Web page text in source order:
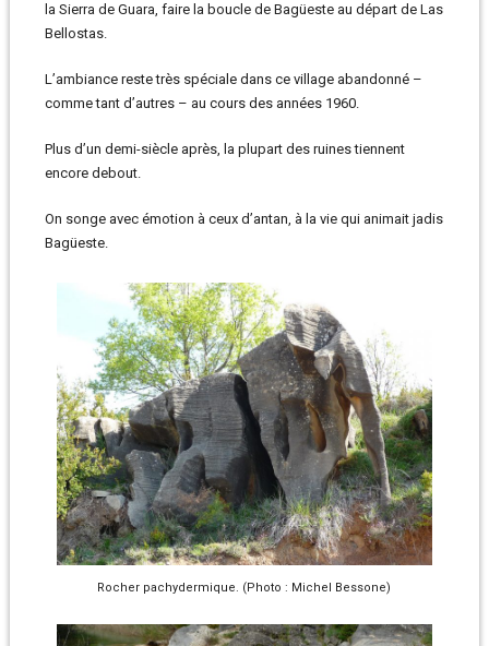
la Sierra de Guara, faire la boucle de Bagüeste au départ de Las
Bellostas.
L’ambiance reste très spéciale dans ce village abandonné –
comme tant d’autres – au cours des années 1960.
Plus d’un demi-siècle après, la plupart des ruines tiennent
encore debout.
On songe avec émotion à ceux d’antan, à la vie qui animait jadis
Bagüeste.
Rocher pachydermique. (Photo : Michel Bessone)